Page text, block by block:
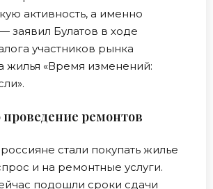
активность, а именно
заявил Булатов в ходе
участников рынка
жилья «Время изменений:
ремонтов
стали покупать жилье
и на ремонтные услуги.
подошли сроки сдачи